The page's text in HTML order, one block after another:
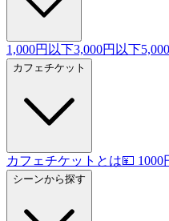
1,000円以下3,000円以下
カフェチケット
カフェチケットとは💴 1000
シーンから探す